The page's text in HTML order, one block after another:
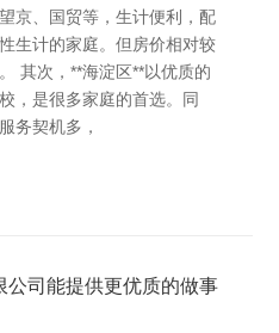
京、国贸等，生计便利，配
生计的家庭。但房价相对较
其次，**海淀区**以优质的
，是很多家庭的首选。同
务契机多，
公司能提供更优质的做事